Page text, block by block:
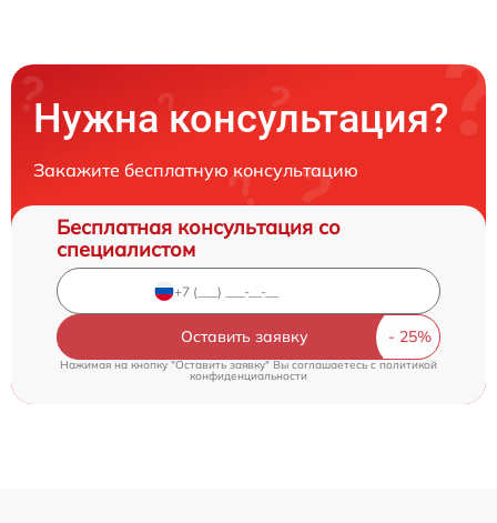
Нужна консультация?
Закажите бесплатную консультацию
Бесплатная консультация со
специалистом
Оставить заявку
Нажимая на кнопку "Оставить заявку" Вы соглашаетесь cполитикой
конфиденциальности